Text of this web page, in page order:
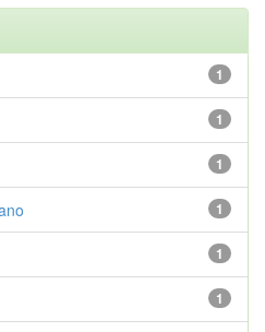
1
1
1
1
1
1